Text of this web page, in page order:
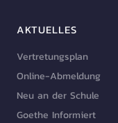
AKTUELLES
Vertretungsplan
Online-Abmeldung
Neu an der Schule
Goethe Informiert